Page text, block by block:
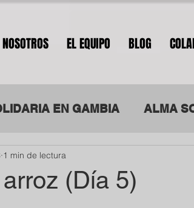
EL EQUIPO BLOG
EN GAMBIA ALMA
ALMA SOLIDARIA POR
(Día 5)
1 min de lectura